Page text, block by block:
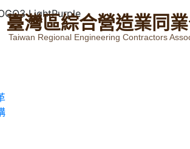
臺灣區綜合營造業同業
Taiwan Regional Engineering Contractors